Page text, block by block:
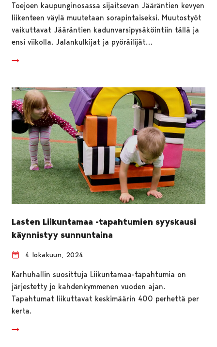
Toejoen kaupunginosassa sijaitsevan Jääräntien kevyen
liikenteen väylä muutetaan sorapintaiseksi. Muutostyöt
vaikuttavat Jääräntien kadunvarsipysäköintiin tällä ja
ensi viikolla. Jalankulkijat ja pyöräilijät…
Lasten Liikuntamaa -tapahtumien syyskausi
käynnistyy sunnuntaina
4 lokakuun, 2024
Karhuhallin suosittuja Liikuntamaa-tapahtumia on
järjestetty jo kahdenkymmenen vuoden ajan.
Tapahtumat liikuttavat keskimäärin 400 perhettä per
kerta.